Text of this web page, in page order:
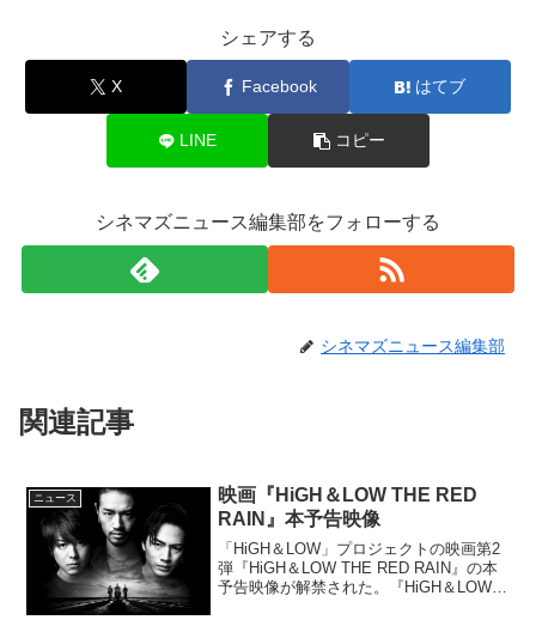
シェアする
X Facebook はてブ
LINE コピー
シネマズニュース編集部をフォローする
シネマズニュース編集部
関連記事
ニュース
映画『HiGH＆LOW THE RED
RAIN』本予告映像
「HiGH＆LOW」プロジェクトの映画第2
弾『HiGH＆LOW THE RED RAIN』の本
予告映像が解禁された。『HiGH＆LOW